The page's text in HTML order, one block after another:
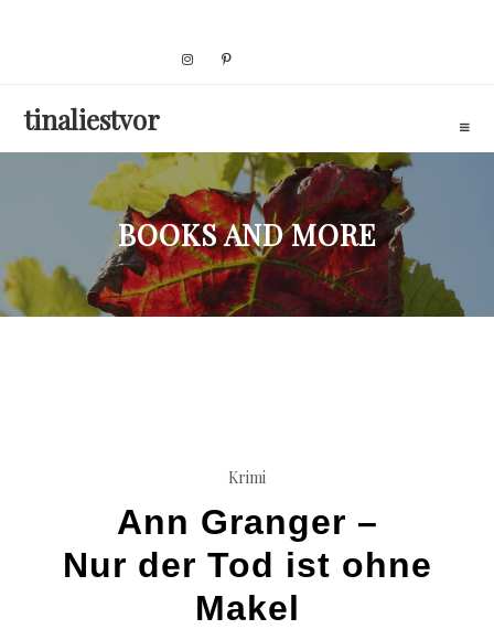
tinaliestvor
BOOKS AND MORE
Krimi
Ann Granger –
Nur der Tod ist ohne
Makel